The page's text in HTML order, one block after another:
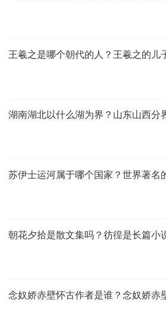
王羲之是哪个朝代的人？王羲之的儿
湖南湖北以什么湖为界？山东山西分
苏伊士运河属于哪个国家？世界著名
朝花夕拾是散文集吗？彷徨是长篇小
念奴娇赤壁怀古作者是谁？念奴娇赤